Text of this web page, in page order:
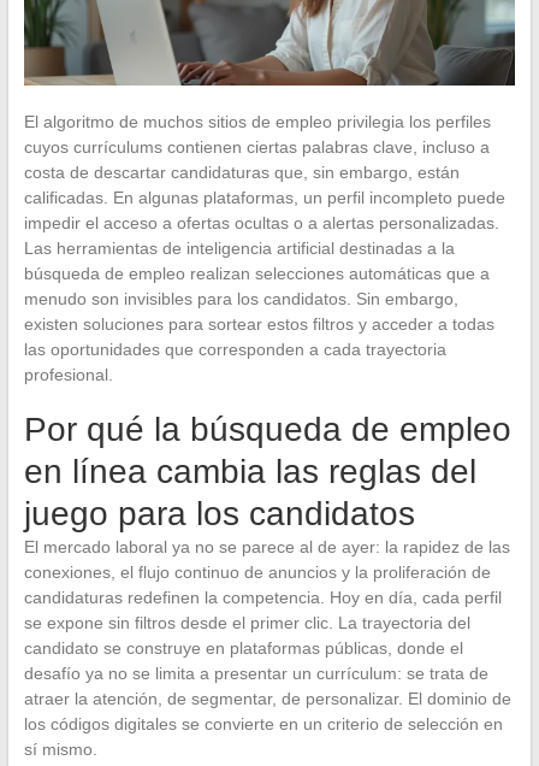
El algoritmo de muchos sitios de empleo privilegia los perfiles
cuyos currículums contienen ciertas palabras clave, incluso a
costa de descartar candidaturas que, sin embargo, están
calificadas. En algunas plataformas, un perfil incompleto puede
impedir el acceso a ofertas ocultas o a alertas personalizadas.
Las herramientas de inteligencia artificial destinadas a la
búsqueda de empleo realizan selecciones automáticas que a
menudo son invisibles para los candidatos. Sin embargo,
existen soluciones para sortear estos filtros y acceder a todas
las oportunidades que corresponden a cada trayectoria
profesional.
Por qué la búsqueda de empleo
en línea cambia las reglas del
juego para los candidatos
El mercado laboral ya no se parece al de ayer: la rapidez de las
conexiones, el flujo continuo de anuncios y la proliferación de
candidaturas redefinen la competencia. Hoy en día, cada perfil
se expone sin filtros desde el primer clic. La trayectoria del
candidato se construye en plataformas públicas, donde el
desafío ya no se limita a presentar un currículum: se trata de
atraer la atención, de segmentar, de personalizar. El dominio de
los códigos digitales se convierte en un criterio de selección en
sí mismo.